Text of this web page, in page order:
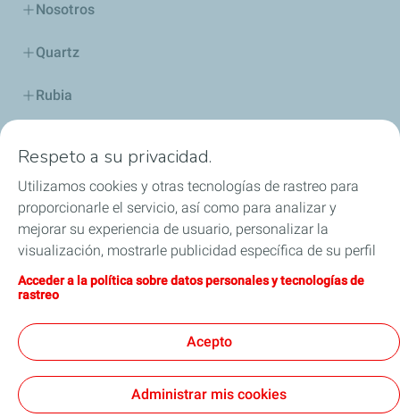
Nosotros
Quartz
Rubia
Lubricantes y especialidades
Distribuidores
Respeto a su privacidad.
Utilizamos cookies y otras tecnologías de rastreo para
proporcionarle el servicio, así como para analizar y
mejorar su experiencia de usuario, personalizar la
visualización, mostrarle publicidad específica de su perfil
en este sitio y en nuestros sitios asociados, y permitirle
compartir nuestro contenido en las redes sociales. Puede
momento haciendo clic en el botón «Gérer mes cookies»
(Gestionar cookies). Al hacer clic en el botón «J’accepte»
(Aceptar), nos autoriza a depositar la totalidad de las
cookies. Si hace clic en «Je refuse» (Rechazar),
Acceder a la política sobre datos personales y tecnologías de
rastreo
Acepto
Administrar mis cookies